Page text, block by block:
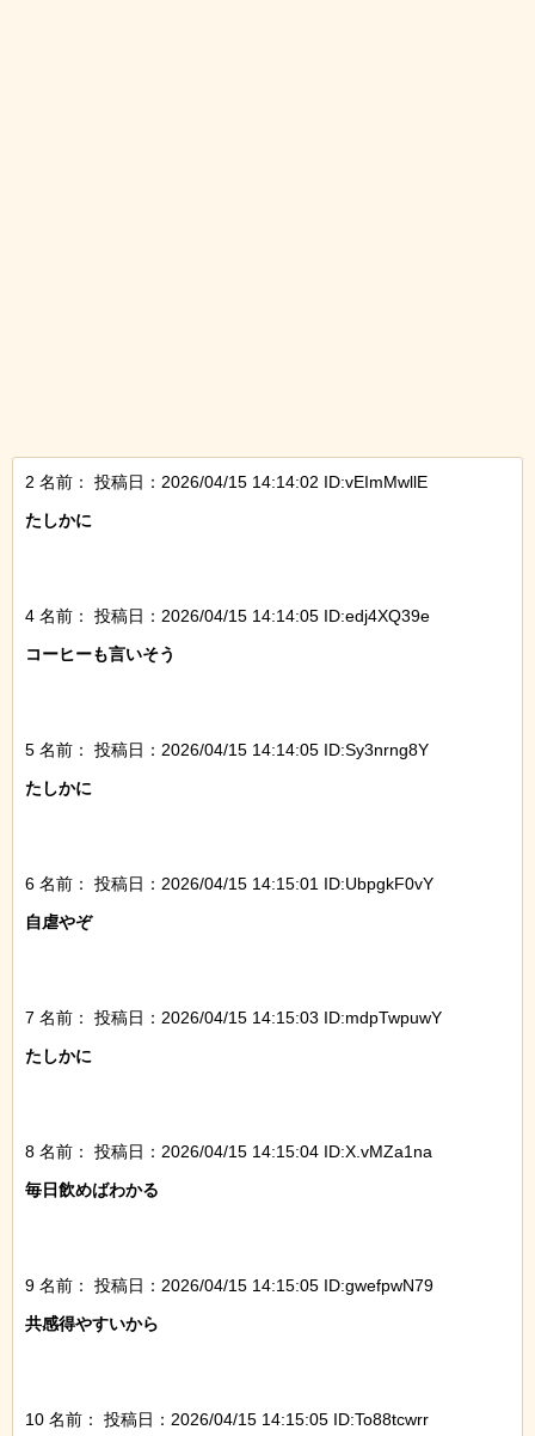
2 名前：
投稿日：2026/04/15 14:14:02 ID:vEImMwllE
たしかに
4 名前：
投稿日：2026/04/15 14:14:05 ID:edj4XQ39e
コーヒーも言いそう
5 名前：
投稿日：2026/04/15 14:14:05 ID:Sy3nrng8Y
たしかに
6 名前：
投稿日：2026/04/15 14:15:01 ID:UbpgkF0vY
自虐やぞ
7 名前：
投稿日：2026/04/15 14:15:03 ID:mdpTwpuwY
たしかに
8 名前：
投稿日：2026/04/15 14:15:04 ID:X.vMZa1na
毎日飲めばわかる
9 名前：
投稿日：2026/04/15 14:15:05 ID:gwefpwN79
共感得やすいから
10 名前： 投稿日：2026/04/15 14:15:05 ID:To88tcwrr